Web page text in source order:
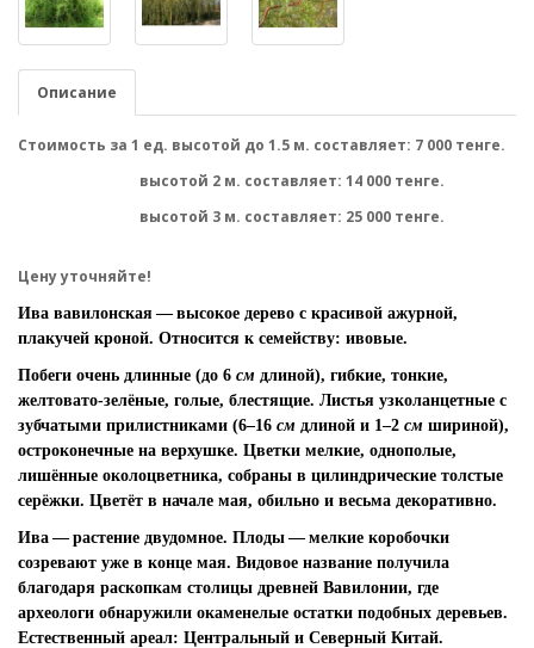
Описание
Стоимость за 1 ед. высотой до 1.5 м. составляет: 7 000 тенге.
высотой 2 м. составляет: 14 000 тенге.
высотой 3 м. составляет: 25 000 тенге.
Цену уточняйте!
Ива вавилонская — высокое дерево с красивой ажурной,
плакучей кроной. Относится к семейству: ивовые.
Побеги очень длинные (до 6 см длиной), гибкие, тонкие,
желтовато-зелёные, голые, блестящие. Листья узколанцетные с
зубчатыми прилистниками (6–16 см длиной и 1–2 см шириной),
остроконечные на верхушке. Цветки мелкие, однополые,
лишённые околоцветника, собраны в цилиндрические толстые
серёжки. Цветёт в начале мая, обильно и весьма декоративно.
Ива — растение двудомное. Плоды — мелкие коробочки
созревают уже в конце мая. Видовое название получила
благодаря раскопкам столицы древней Вавилонии, где
археологи обнаружили окаменелые остатки подобных деревьев.
Естественный ареал: Центральный и Северный Китай.